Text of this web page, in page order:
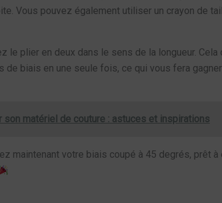
Vous pouvez également utiliser un crayon de
le plier en deux dans le sens de la longueur.
de biais en une seule fois, ce qui vous fera
son matériel de couture : astuces et inspirations
maintenant votre biais coupé à 45 degrés,